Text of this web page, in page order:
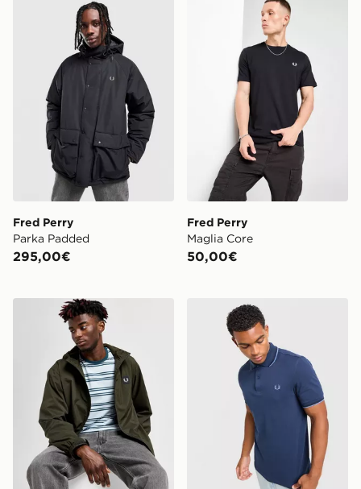
Fred Perry Parka Padded
Fred Perry
Parka Padded
295,00€
Fred Perry Maglia Core
Fred Perry
Maglia Core
50,00€
Fred Perry Giacca Antivento Badge Woven
Fred Perry Maglia Polo